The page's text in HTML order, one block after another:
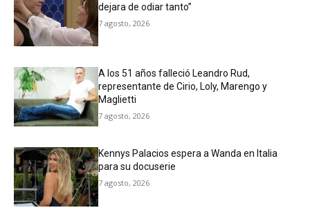
dejara de odiar tanto”
7 agosto, 2026
A los 51 años falleció Leandro Rud,
representante de Cirio, Loly, Marengo y
Maglietti
7 agosto, 2026
Kennys Palacios espera a Wanda en Italia
para su docuserie
7 agosto, 2026